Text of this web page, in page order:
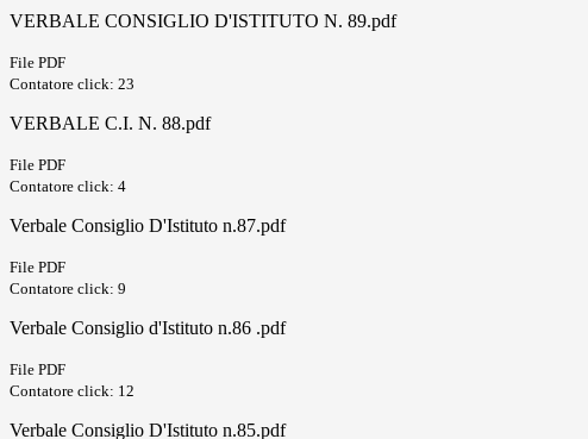
VERBALE CONSIGLIO D'ISTITUTO N. 89.pdf
File PDF
Contatore click: 23
VERBALE C.I. N. 88.pdf
File PDF
Contatore click: 4
Verbale Consiglio D'Istituto n.87.pdf
File PDF
Contatore click: 9
Verbale Consiglio d'Istituto n.86 .pdf
File PDF
Contatore click: 12
Verbale Consiglio D'Istituto n.85.pdf